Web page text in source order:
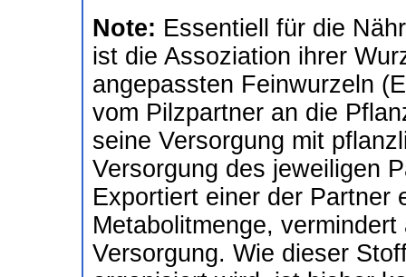
Note: Essentiell für die
ist die Assoziation ihrer
angepassten Feinwurzeln
vom Pilzpartner an die
seine Versorgung mit
Versorgung des jeweiligen
Exportiert einer der Partner
Metabolitmenge,
Versorgung. Wie dieser